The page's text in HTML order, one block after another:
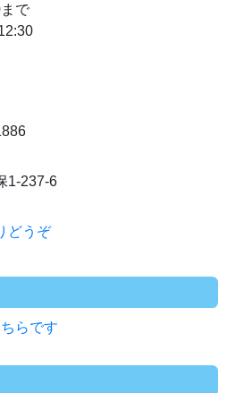
で
1-237-6
どうぞ
らです